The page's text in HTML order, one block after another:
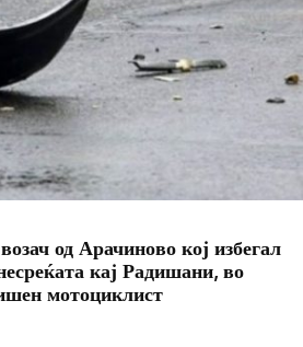
од Арачиново кој избегал
кај Радишани, во
мотоциклист